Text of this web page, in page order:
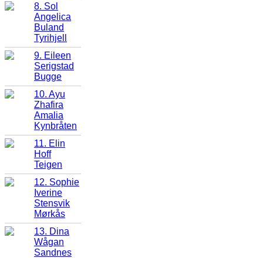
8. Sol
Angelica
Buland
Tyrihjell
9. Eileen
Serigstad
Bugge
10. Ayu
Zhafira
Amalia
Kynbråten
11. Elin
Hoff
Teigen
12. Sophie
Iverine
Stensvik
Mørkås
13. Dina
Wågan
Sandnes